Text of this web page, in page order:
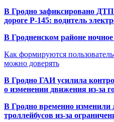
В Гродно зафиксировано ДТП
дороге Р-145: водитель
В Гродненском районе
Как формируются
можно доверять
В Гродно ГАИ усилила
о изменении движения из-за
В Гродно временно изменили
троллейбусов из-за